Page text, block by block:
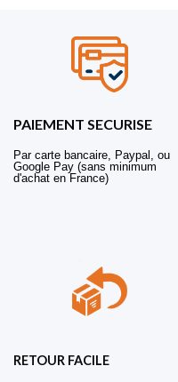
PAIEMENT SECURISE
Par carte bancaire, Paypal, ou
Google Pay (sans minimum
d'achat en France)
RETOUR FACILE